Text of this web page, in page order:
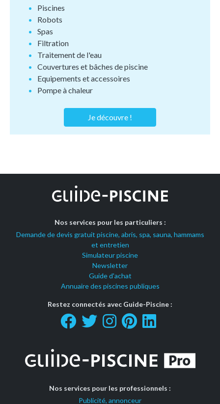
Piscines
Robots
Spas
Filtration
Traitement de l'eau
Couvertures et bâches de piscine
Equipements et accessoires
Pompe à chaleur
Je découvre !
Nos services pour les particuliers :
Demande de devis gratuit piscine, abris, spa, sauna, hammams
et entretien
Simulateur piscine
Newsletter
Guide d'achat
Annuaire des piscines publiques
Restez connectés avec Guide-Piscine :
Nos services pour les professionnels :
Publicité, annonceur